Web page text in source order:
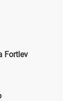
Fortlev